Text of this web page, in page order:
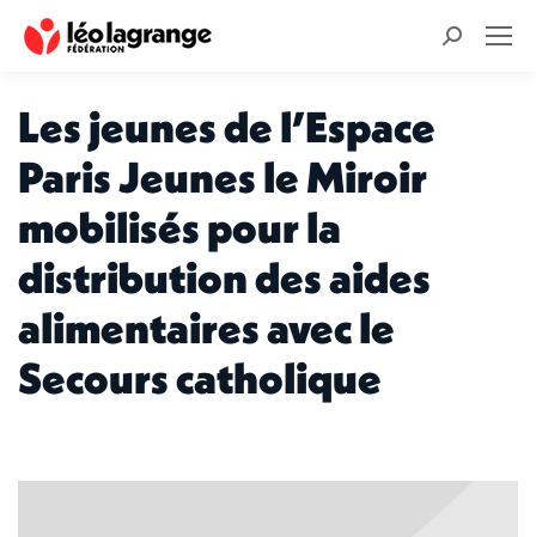
Recherche
Les jeunes de l’Espace
Paris Jeunes le Miroir
mobilisés pour la
distribution des aides
alimentaires avec le
Secours catholique